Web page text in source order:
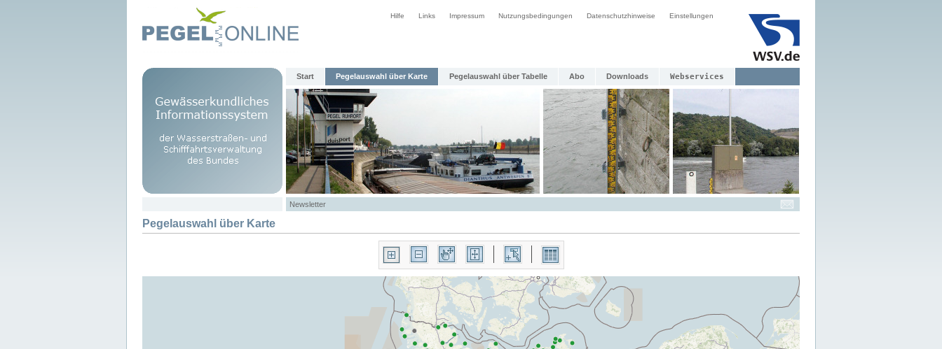
Hilfe Links Impressum Nutzungsbedingungen Datenschutzhinweise Einstellungen
Start Pegelauswahl über Karte Pegelauswahl über Tabelle Abo Downloads Webservices
Newsletter
Pegelauswahl über Karte